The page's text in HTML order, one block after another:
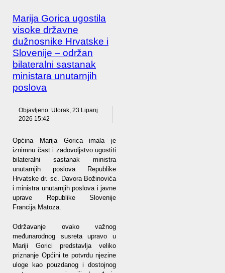
Marija Gorica ugostila
visoke državne
dužnosnike Hrvatske i
Slovenije – održan
bilateralni sastanak
ministara unutarnjih
poslova
Objavljeno: Utorak, 23 Lipanj
2026 15:42
Općina Marija Gorica imala je
iznimnu čast i zadovoljstvo ugostiti
bilateralni sastanak ministra
unutarnjih poslova Republike
Hrvatske dr. sc. Davora Božinovića
i ministra unutarnjih poslova i javne
uprave Republike Slovenije
Francija Matoza.
Održavanje ovako važnog
međunarodnog susreta upravo u
Mariji Gorici predstavlja veliko
priznanje Općini te potvrdu njezine
uloge kao pouzdanog i dostojnog